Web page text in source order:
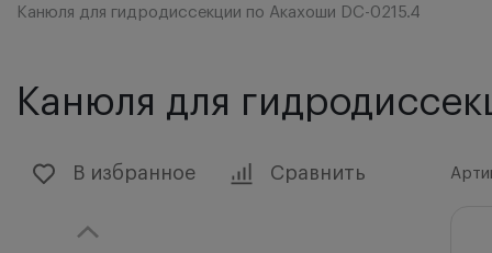
Канюля для гидродиссекции по Акахоши DC-0215.4
Канюля для
В избранное Сравнить